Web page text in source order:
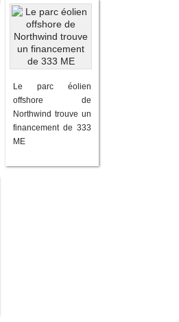
Le parc éolien
offshore de
Northwind trouve un
financement de 333
ME